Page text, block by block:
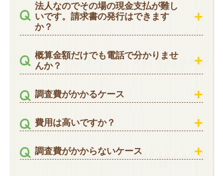
法人なのでその場の現金支払が難し
いです。請求書の発行はできます
か？
概算金額だけでも電話で分かりませ
んか？
調査費がかかるケース
費用は高いですか？
調査費がかからないケース